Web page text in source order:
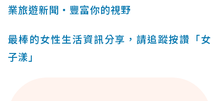
業旅遊新聞‧豐富你的視野
最棒的女性生活資訊分享，請追蹤按讚「女
子漾」